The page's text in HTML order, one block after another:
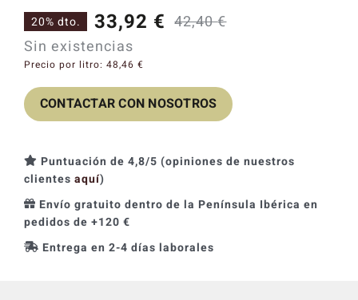
42,40€
original
era:
33,92 €
actual
es:
20% dto.
Sin existencias
Precio por litro: 48,46 €
CONTACTAR CON NOSOTROS
Puntuación de 4,8/5 (opiniones de nuestros
clientes aquí)
Envío gratuito dentro de la Península Ibérica en
pedidos de +120 €
Entrega en 2-4 días laborales